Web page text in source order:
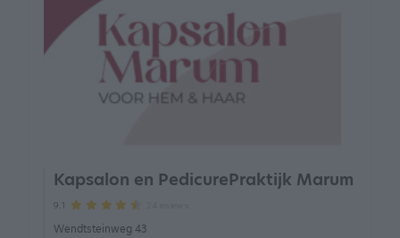
Kapsalon en PedicurePraktijk Marum
9.1
Wendtsteinweg 43